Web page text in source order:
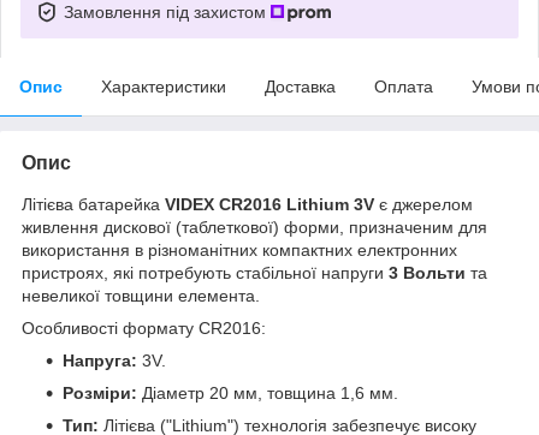
Замовлення під захистом
Опис Характеристики Доставка Оплата Умови
Опис
Літієва батарейка VIDEX CR2016 Lithium 3V є джерелом
живлення дискової (таблеткової) форми, призначеним для
використання в різноманітних компактних електронних
пристроях, які потребують стабільної напруги 3 Вольти та
невеликої товщини елемента.
Особливості формату CR2016:
Напруга: 3V.
Розміри: Діаметр 20 мм , товщина 1 6 мм
Тип: Літієва ("Lithium") технологія забезпечує високу